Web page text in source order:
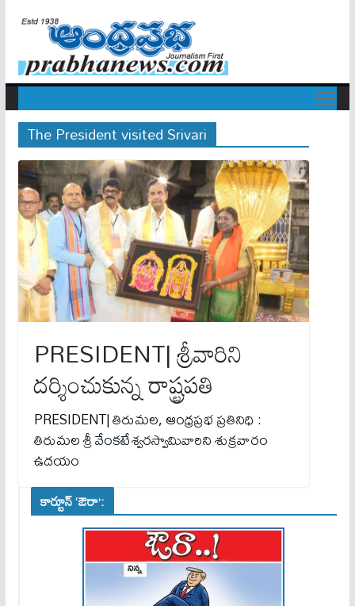
The President visited Srivari
PRESIDENT| శ్రీవారిని
దర్శించుకున్న రాష్ట్రపతి
PRESIDENT| తిరుమల, ఆంధ్రప్రభ ప్రతినిధి :
తిరుమల శ్రీ వేంకటేశ్వరస్వామివారిని శుక్రవారం
ఉదయం
కార్టూన్ ‘ఔరా’: